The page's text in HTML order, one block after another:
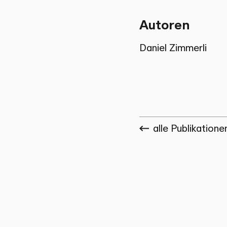
Autoren
Daniel Zimmerli
alle